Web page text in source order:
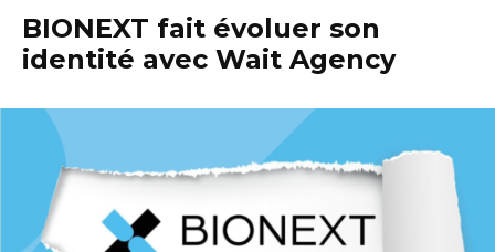
BIONEXT fait évoluer son
identité avec Wait Agency